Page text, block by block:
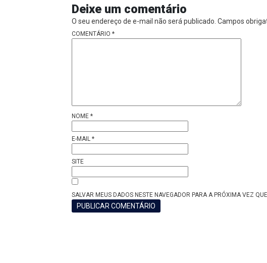
Deixe um comentário
O seu endereço de e-mail não será publicado. Campos
COMENTÁRIO *
NOME *
E-MAIL *
SITE
SALVAR MEUS DADOS NESTE NAVEGADOR PARA A PRÓXIMA VEZ